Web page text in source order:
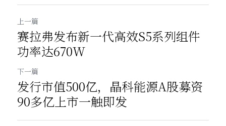
上一篇
赛拉弗发布新一代高效S5系列组件
功率达670W
下一篇
发行市值500亿，晶科能源A股募资
90多亿上市一触即发